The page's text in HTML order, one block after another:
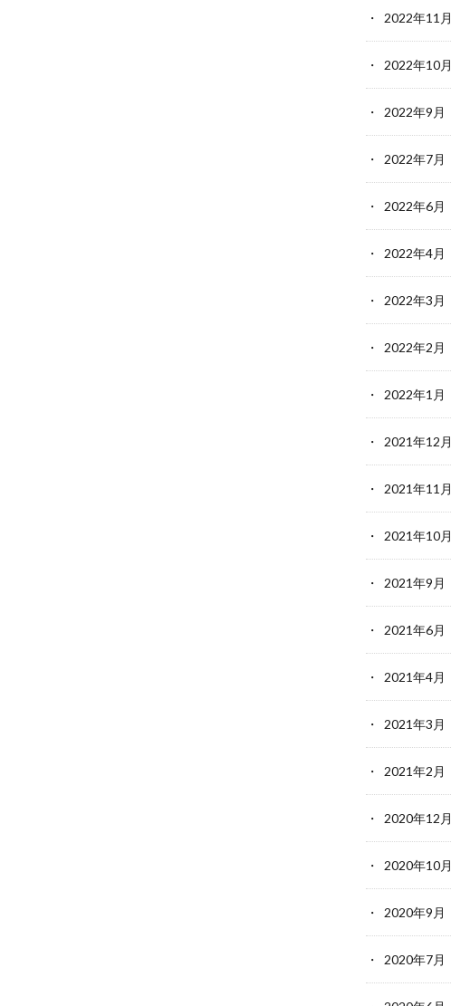
2022年11月
2022年10月
2022年9月
2022年7月
2022年6月
2022年4月
2022年3月
2022年2月
2022年1月
2021年12月
2021年11月
2021年10月
2021年9月
2021年6月
2021年4月
2021年3月
2021年2月
2020年12月
2020年10月
2020年9月
2020年7月